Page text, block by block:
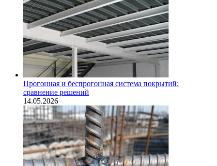
Прогонная и беспрогонная система покрытий:
сравнение решений
14.05.2026